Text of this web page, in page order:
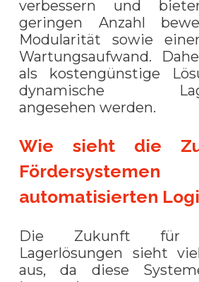
verbessern und
geringen Anzahl
Modularität sowie
Wartungsaufwand.
als kostengünstige
dynamische
angesehen werden.
Wie sieht die
automatisierten
Die Zukunft für
Lagerlösungen sieht
aus, da diese